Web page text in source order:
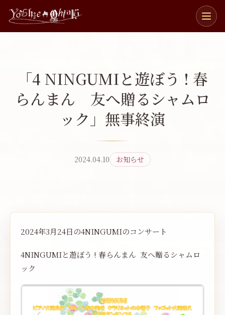
メ
ニ
閉
ピアノと管楽五重奏団 織笛
おるふえ
「4 NINGUMIと遊ぼう ! 春
らんまん 友へ贈るシャムロ
ック」無事終演
2024.04.10 お知らせ
2024年3月24日の4NINGUMIのコンサート
4NINGUMIと遊ぼう ! 春らんまん 友へ贈るシャムロ
ック